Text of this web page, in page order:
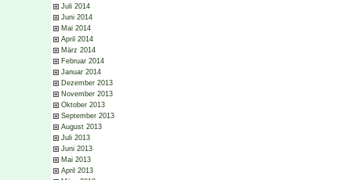
Juli 2014
Juni 2014
Mai 2014
April 2014
März 2014
Februar 2014
Januar 2014
Dezember 2013
November 2013
Oktober 2013
September 2013
August 2013
Juli 2013
Juni 2013
Mai 2013
April 2013